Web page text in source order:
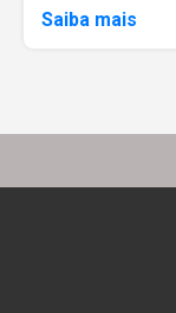
Saiba mais